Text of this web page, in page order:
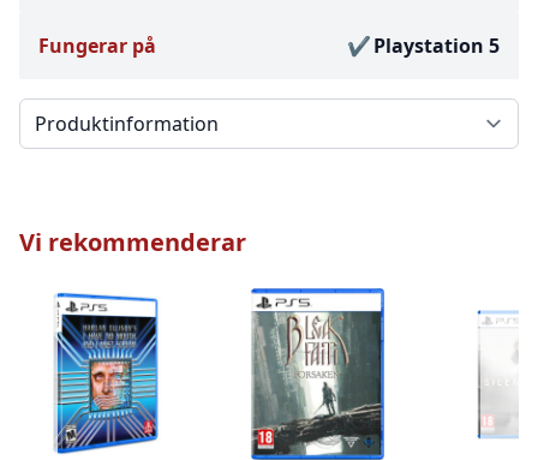
Fungerar på Playstation 5
Välj en flik
Vi rekommenderar